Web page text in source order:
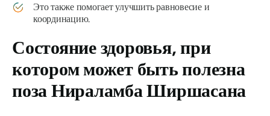
Это также помогает улучшить равновесие и
координацию.
Состояние здоровья, при
котором может быть полезна
позаНираламба Ширшасана